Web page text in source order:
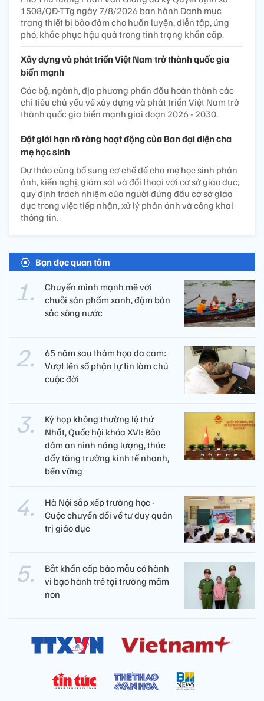
1508/QĐ-TTg ngày 7/8/2026 ban hành Danh mục
trang thiết bị bảo đảm cho huấn luyện, diễn tập, ứng
phó, khắc phục hậu quả trong tình trạng khẩn cấp.
Xây dựng và phát triển Việt Nam trở thành quốc gia
biển mạnh
Các bộ, ngành, địa phương phấn đấu hoàn thành các
chỉ tiêu chủ yếu về xây dựng và phát triển Việt Nam trở
thành quốc gia biển mạnh giai đoạn 2026 - 2030.
Đặt giới hạn rõ ràng hoạt động của Ban đại diện cha
mẹ học sinh
Dự thảo cũng bổ sung cơ chế để cha mẹ học sinh phản
ánh, kiến nghị, giám sát và đối thoại với cơ sở giáo dục;
quy định trách nhiệm của người đứng đầu cơ sở giáo
dục trong việc tiếp nhận, xử lý phản ánh và công khai
thông tin.
Bạn đọc quan tâm
Chuyển mình mạnh mẽ với
chuỗi sản phẩm xanh, đậm bản
sắc sông nước
65 năm sau thảm họa da cam:
Vượt lên số phận tự tin làm chủ
cuộc đời
Kỳ họp không thường lệ thứ
Nhất, Quốc hội khóa XVI: Bảo
đảm an ninh năng lượng, thúc
đẩy tăng trưởng kinh tế nhanh,
bền vững
Hà Nội sắp xếp trường học -
Cuộc chuyển đổi về tư duy quản
trị giáo dục
Bắt khẩn cấp bảo mẫu có hành
vi bạo hành trẻ tại trường mầm
non